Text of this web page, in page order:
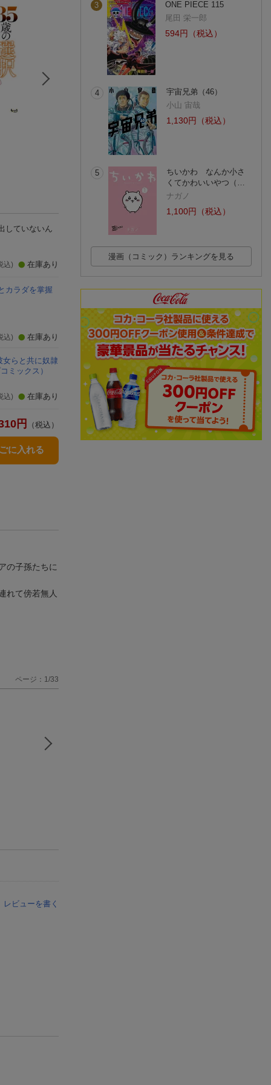
勇者さまは報酬に人
妻をご希望です(8)
遠山ブリン
天使をイカせて
していないん
込) 在庫あり
カラダを掌握
込) 在庫あり
らと共に奴隷
ミックス）
込) 在庫あり
円 （税込）
に入れる
の子孫たちに
れて傍若無人
ページ：1/33
レビューを書く
3
ONE PIECE 115
尾田 栄一郎
594円（税込）
4
宇宙兄弟（46）
小山 宙哉
1,130円（税込）
5
ちいかわ なんか小さ
くてかわいいやつ（…
ナガノ
1,100円（税込）
漫画（コミック）ランキングを見る